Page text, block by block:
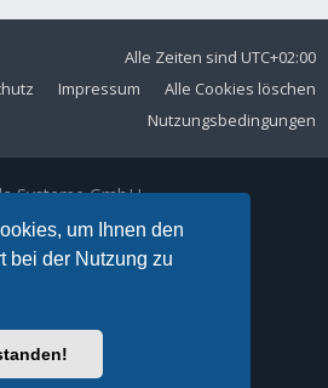
um Ihnen den
bei der Nutzung zu
Alle Zeiten sind UTC+02:00
Alle Cookies löschen
Impressum
Nutzungsbedingungen
Systeme GmbH
Straße 102
Remscheid
+49 2191 59897 61
Theme by